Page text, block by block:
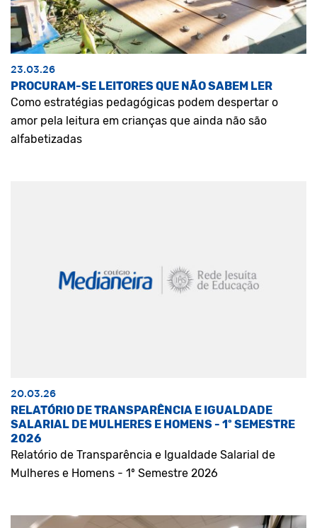
23.03.26
PROCURAM-SE LEITORES QUE NÃO SABEM LER
Como estratégias pedagógicas podem despertar o
amor pela leitura em crianças que ainda não são
alfabetizadas
20.03.26
RELATÓRIO DE TRANSPARÊNCIA E IGUALDADE
SALARIAL DE MULHERES E HOMENS - 1º SEMESTRE
2026
Relatório de Transparência e Igualdade Salarial de
Mulheres e Homens - 1º Semestre 2026